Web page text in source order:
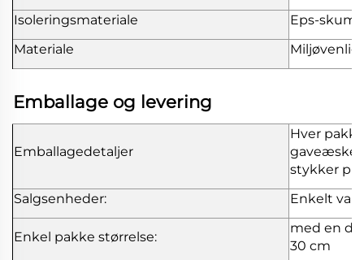
Isoleringsmateriale
Eps-skum
Materiale
Miljøvenlig
Emballage og levering
Emballagedetaljer
Hver
gaveæske,
stykker pr.
Salgsenheder:
Enkelt vare
Enkel pakke størrelse:
med en
30 cm